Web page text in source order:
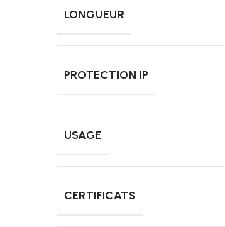
LONGUEUR
PROTECTION IP
USAGE
CERTIFICATS